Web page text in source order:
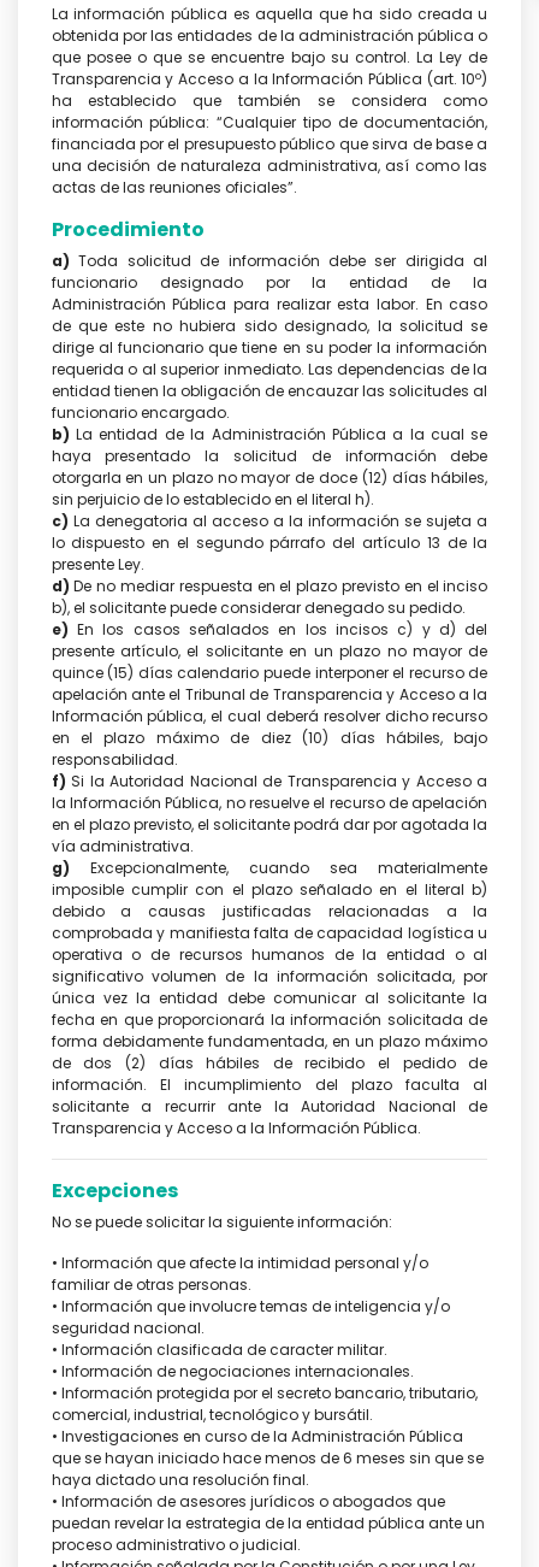
La información pública es aquella que ha sido creada u
obtenida por las entidades de la administración pública o
que posee o que se encuentre bajo su control. La Ley de
Transparencia y Acceso a la Información Pública (art. 10º)
ha establecido que también se considera como
información pública: “Cualquier tipo de documentación,
financiada por el presupuesto público que sirva de base a
una decisión de naturaleza administrativa, así como las
actas de las reuniones oficiales”.
Procedimiento
a)Toda solicitud de información debe ser dirigida al
funcionario designado por la entidad de la
Administración Pública para realizar esta labor. En caso
de que este no hubiera sido designado, la solicitud se
dirige al funcionario que tiene en su poder la información
requerida o al superior inmediato. Las dependencias de la
entidad tienen la obligación de encauzar las solicitudes al
funcionario encargado.
b) La entidad de la Administración Pública a la cual se
haya presentado la solicitud de información debe
otorgarla en un plazo no mayor de doce (12) días hábiles,
sin perjuicio de lo establecido en el literal h).
c) La denegatoria al acceso a la información se sujeta a
lo dispuesto en el segundo párrafo del artículo 13 de la
presente Ley.
d) De no mediar respuesta en el plazo previsto en el inciso
b), el solicitante puede considerar denegado su pedido.
e) En los casos señalados en los incisos c) y d) del
presente artículo, el solicitante en un plazo no mayor de
quince (15) días calendario puede interponer el recurso de
apelación ante el Tribunal de Transparencia y Acceso a la
Información pública, el cual deberá resolver dicho recurso
en el plazo máximo de diez (10) días hábiles, bajo
responsabilidad.
f) Si la Autoridad Nacional de Transparencia y Acceso a
la Información Pública, no resuelve el recurso de apelación
en el plazo previsto, el solicitante podrá dar por agotada la
vía administrativa.
g) Excepcionalmente, cuando sea materialmente
imposible cumplir con el plazo señalado en el literal b)
debido a causas justificadas relacionadas a la
comprobada y manifiesta falta de capacidad logística u
operativa o de recursos humanos de la entidad o al
significativo volumen de la información solicitada, por
única vez la entidad debe comunicar al solicitante la
fecha en que proporcionará la información solicitada de
forma debidamente fundamentada, en un plazo máximo
de dos (2) días hábiles de recibido el pedido de
información. El incumplimiento del plazo faculta al
solicitante a recurrir ante la Autoridad Nacional de
Transparencia y Acceso a la Información Pública.
Excepciones
No se puede solicitar la siguiente información:
• Información que afecte la intimidad personal y/o
familiar de otras personas.
• Información que involucre temas de inteligencia y/o
seguridad nacional.
• Información clasificada de caracter militar.
• Información de negociaciones internacionales.
• Información protegida por el secreto bancario, tributario,
comercial, industrial, tecnológico y bursátil.
• Investigaciones en curso de la Administración Pública
que se hayan iniciado hace menos de 6 meses sin que se
haya dictado una resolución final.
• Información de asesores jurídicos o abogados que
puedan revelar la estrategia de la entidad pública ante un
proceso administrativo o judicial.